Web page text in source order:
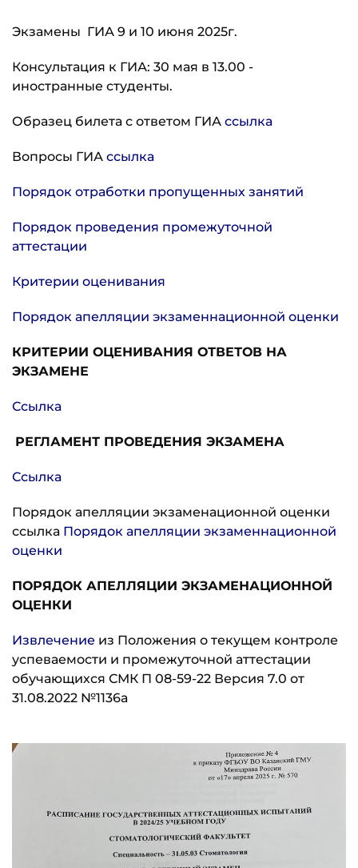
Экзамены ГИА 9 и 10 июня 2025г.
Консультация к ГИА: 30 мая в 13.00 -
иностранные студенты.
Образец билета с ответом ГИА ссылка
Вопросы ГИА ссылка
Порядок отработки пропущенных занятий
Порядок проведения промежуточной
аттестации
Критерии оценивания
Порядок апелляции экзаменнационной оценки
КРИТЕРИИ ОЦЕНИВАНИЯ ОТВЕТОВ НА
ЭКЗАМЕНЕ
Ссылка
РЕГЛАМЕНТ ПРОВЕДЕНИЯ ЭКЗАМЕНА
Ссылка
Порядок апелляции экзаменационной оценки
ссылка Порядок апелляции экзаменнационной
оценки
ПОРЯДОК АПЕЛЛЯЦИИ ЭКЗАМЕНАЦИОННОЙ
ОЦЕНКИ
Извлечение из Положения о текущем контроле
успеваемости и промежуточной аттестации
обучающихся СМК П 08-59-22 Версия 7.0 от
31.08.2022 №1136а